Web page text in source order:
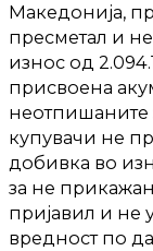
Македонија,
пресметал и
износ од
присвоена
неотпишаните
купувачи не
добивка во
за не
пријавил и не
вредност по